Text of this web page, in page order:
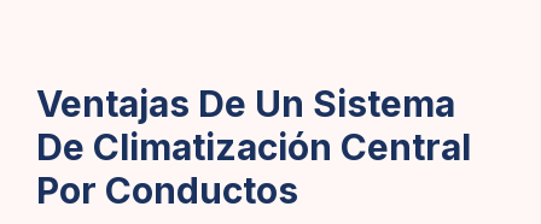
Ventajas De Un Sistema
De Climatización Central
Por Conductos